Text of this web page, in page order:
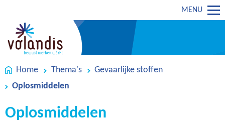
MENU
Home Thema's
Gevaarlijke stoffen
Oplosmiddelen
Oplosmiddelen